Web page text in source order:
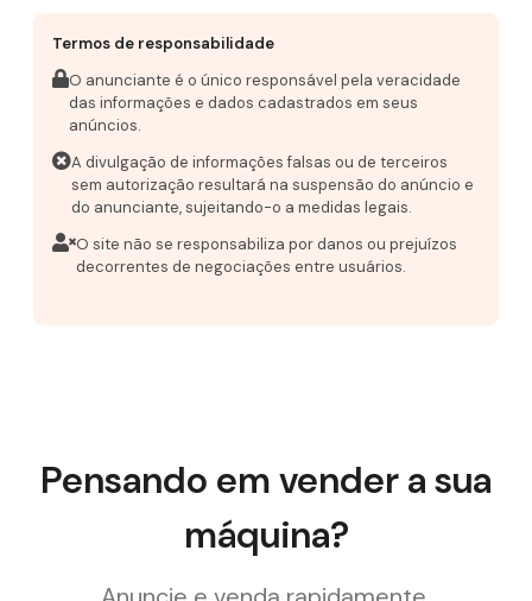
Termos de responsabilidade
O anunciante é o único responsável pela veracidade
das informações e dados cadastrados em seus
anúncios.
A divulgação de informações falsas ou de terceiros
sem autorização resultará na suspensão do anúncio e
do anunciante, sujeitando-o a medidas legais.
O site não se responsabiliza por danos ou prejuízos
decorrentes de negociações entre usuários.
Pensando em vender a sua
máquina?